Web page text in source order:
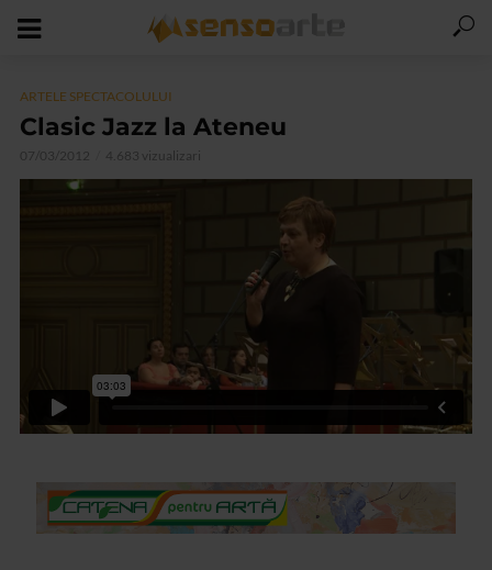
ARTELE SPECTACOLULUI
Clasic Jazz la Ateneu
07/03/2012 4.683 vizualizari